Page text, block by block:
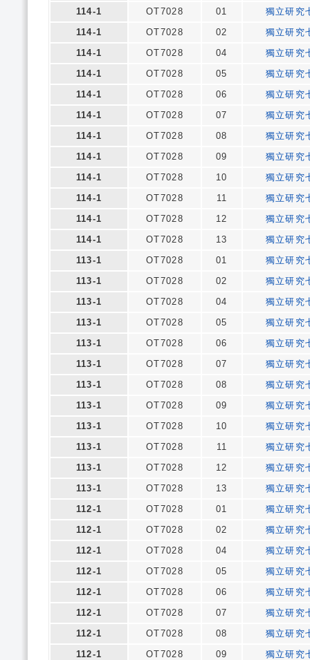
114-1
OT7028 01
獨立研究
114-1
OT7028 02
獨立研究
114-1
OT7028 04
獨立研究
114-1
OT7028 05
獨立研究
114-1
OT7028 06
獨立研究
114-1
OT7028 07
獨立研究
114-1
OT7028 08
獨立研究
114-1
OT7028 09
獨立研究
114-1
OT7028 10
獨立研究
114-1
OT7028 11
獨立研究
114-1
OT7028 12
獨立研究
114-1
OT7028 13
獨立研究
113-1
OT7028 01
獨立研究
113-1
OT7028 02
獨立研究
113-1
OT7028 04
獨立研究
113-1
OT7028 05
獨立研究
113-1
OT7028 06
獨立研究
113-1
OT7028 07
獨立研究
113-1
OT7028 08
獨立研究
113-1
OT7028 09
獨立研究
113-1
OT7028 10
獨立研究
113-1
OT7028 11
獨立研究
113-1
OT7028 12
獨立研究
113-1
OT7028 13
獨立研究
112-1
OT7028 01
獨立研究
112-1
OT7028 02
獨立研究
112-1
OT7028 04
獨立研究
112-1
OT7028 05
獨立研究
112-1
OT7028 06
獨立研究
112-1
OT7028 07
獨立研究
112-1
OT7028 08
獨立研究
112-1
OT7028 09
獨立研究